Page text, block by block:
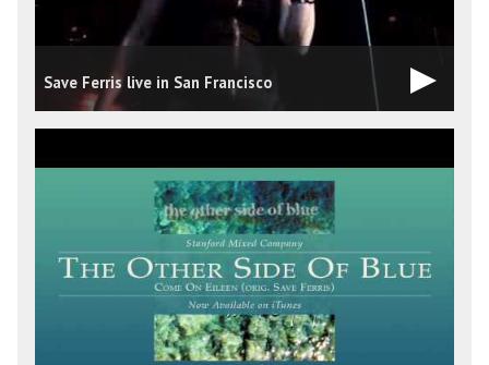
Save Ferris live in San Francisco